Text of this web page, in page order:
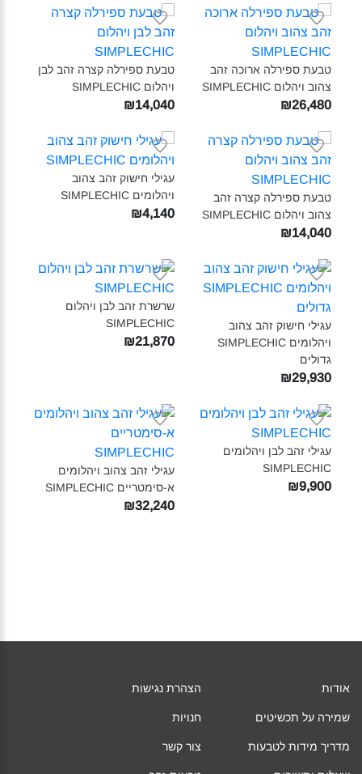
טבעת ספירלה ארוכה זהב
צהוב ויהלום SIMPLECHIC‎
₪26,480
טבעת ספירלה קצרה זהב לבן
ויהלום SIMPLECHIC‎
₪14,040
טבעת ספירלה קצרה זהב
צהוב ויהלום SIMPLECHIC‎
₪14,040
עגילי חישוק זהב צהוב
ויהלומים SIMPLECHIC‎
₪4,140
עגילי חישוק זהב צהוב
ויהלומים SIMPLECHIC
גדולים‎
₪29,930
שרשרת זהב לבן ויהלום
SIMPLECHIC‎
₪21,870
עגילי זהב לבן ויהלומים
SIMPLECHIC‎
₪9,900
עגילי זהב צהוב ויהלומים
א-סימטריים SIMPLECHIC‎
₪32,240
אודות
שמירה על תכשיטים
מדריך מידות לטבעות
הצהרת נגישות
חנויות
צור קשר